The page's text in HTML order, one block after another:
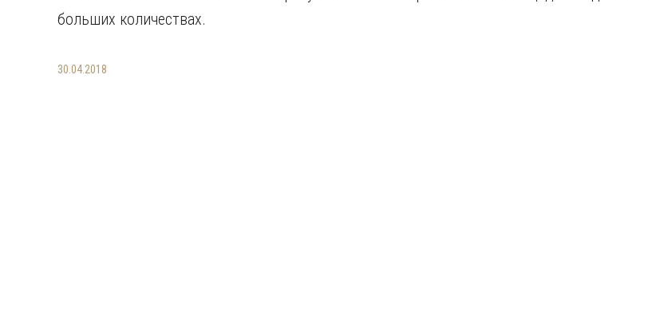
больших количествах.
30.04.2018